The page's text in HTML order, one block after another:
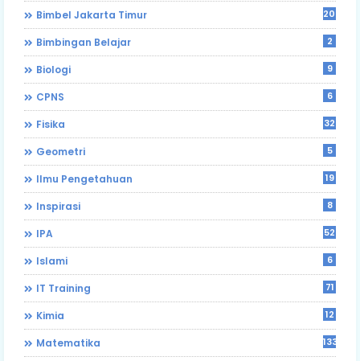
Bimbel Jakarta Timur 203
Bimbingan Belajar 2
Biologi 9
CPNS 6
Fisika 32
Geometri 5
Ilmu Pengetahuan 19
Inspirasi 8
IPA 52
Islami 6
IT Training 71
Kimia 12
Matematika 133